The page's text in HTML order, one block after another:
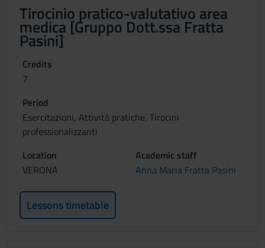
Tirocinio pratico-valutativo area
medica [Gruppo Dott.ssa Fratta
Pasini]
Credits
7
Period
Esercitazioni, Attività pratiche, Tirocini
professionalizzanti
Location
VERONA
Academic staff
Anna Maria Fratta Pasini
Lessons timetable